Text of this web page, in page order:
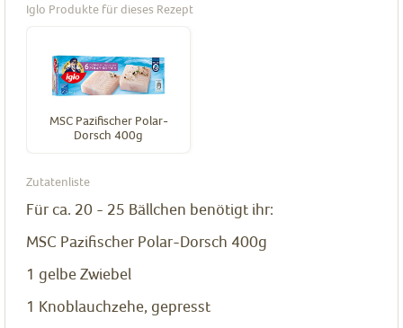
Iglo Produkte für dieses Rezept
MSC Pazifischer Polar-
Dorsch 400g
Zutatenliste
Für ca. 20 - 25 Bällchen benötigt ihr:
MSC Pazifischer Polar-Dorsch 400g
1 gelbe Zwiebel
1 Knoblauchzehe, gepresst